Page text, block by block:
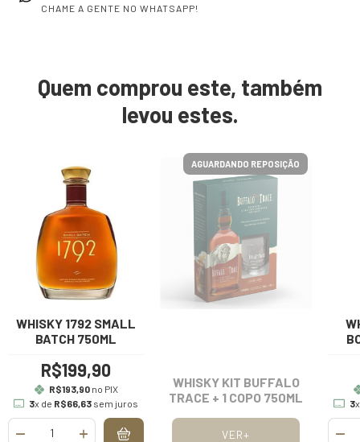
CHAME A GENTE NO WHATSAPP!
Quem comprou este, também
levou estes.
WHISKY 1792 SMALL
BATCH 750ML
R$199,90
R$193,90no PIX
3x de R$66,63 sem juros
AGUARDANDO REPOSIÇÃO
WHISKY KIT BUFFALO
TRACE + 1 COPO 750ML
VER+
3